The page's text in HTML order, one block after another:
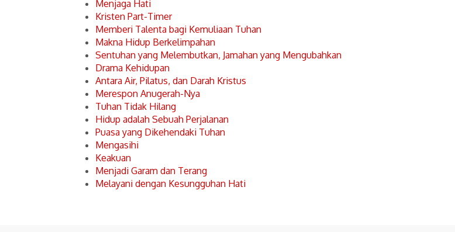
Menjaga Hati
Kristen Part-Timer
Memberi Talenta bagi Kemuliaan Tuhan
Makna Hidup Berkelimpahan
Sentuhan yang Melembutkan, Jamahan yang Mengubahkan
Drama Kehidupan
Antara Air, Pilatus, dan Darah Kristus
Merespon Anugerah-Nya
Tuhan Tidak Hilang
Hidup adalah Sebuah Perjalanan
Puasa yang Dikehendaki Tuhan
Mengasihi
Keakuan
Menjadi Garam dan Terang
Melayani dengan Kesungguhan Hati